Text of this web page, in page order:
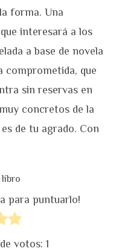
forma. Una
que interesará a los
a base de novela
comprometida, que
sin reservas en
concretos de la
de tu agrado. Con
libro
para puntuarlo!
votos: 1